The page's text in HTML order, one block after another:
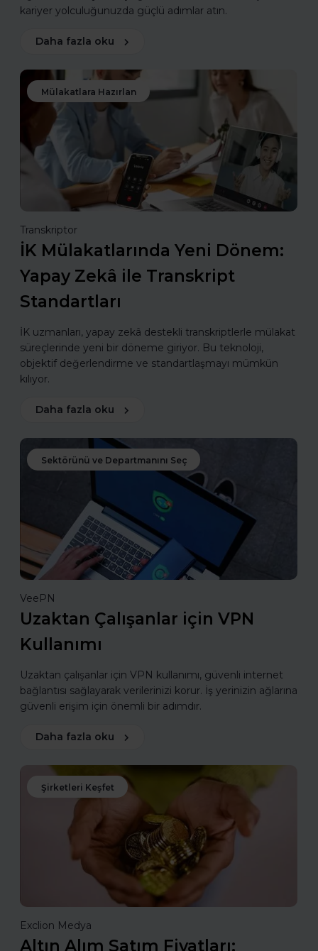
kariyer yolculuğunuzda güçlü adımlar atın.
Daha fazla oku
Mülakatlara Hazırlan
Transkriptor
İK Mülakatlarında Yeni Dönem:
Yapay Zekâ ile Transkript
Standartları
İK uzmanları, yapay zekâ destekli transkriptlerle mülakat
süreçlerinde yeni bir döneme giriyor. Bu teknoloji,
objektif değerlendirme ve standartlaşmayı mümkün
kılıyor.
Daha fazla oku
Sektörünü ve Departmanını Seç
VeePN
Uzaktan Çalışanlar için VPN
Kullanımı
Uzaktan çalışanlar için VPN kullanımı, güvenli internet
bağlantısı sağlayarak verilerinizi korur. İş yerinizin ağlarına
güvenli erişim için önemli bir adımdır.
Daha fazla oku
Şirketleri Keşfet
Exclion Medya
Altın Alım Satım Fiyatları: